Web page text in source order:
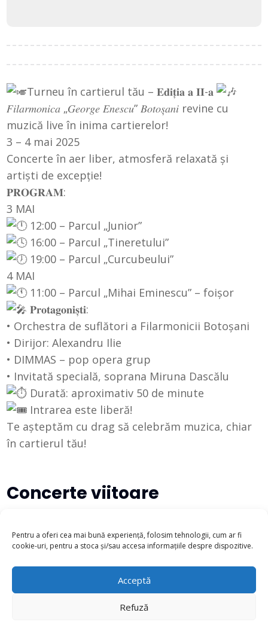
Pentru a oferi cea mai bună experiență, folosim tehnologii, cum ar fi
cookie-uri, pentru a stoca și/sau accesa informațiile despre dispozitive.
Acceptă
Refuză
Turneu în cartierul tău – 𝐄𝐝𝐢𝐭̦𝐢𝐚 𝐚 𝐈𝐈-𝐚
𝐹𝑖𝑙𝑎𝑟𝑚𝑜𝑛𝑖𝑐𝑎 „𝐺𝑒𝑜𝑟𝑔𝑒 𝐸𝑛𝑒𝑠𝑐𝑢” 𝐵𝑜𝑡𝑜𝑠̦𝑎𝑛𝑖 revine cu
muzică live în inima cartierelor!
3 – 4 mai 2025
Concerte în aer liber, atmosferă relaxată și
artiști de excepție!
𝐏𝐑𝐎𝐆𝐑𝐀𝐌:
3 MAI
12:00 – Parcul „Junior”
16:00 – Parcul „Tineretului”
19:00 – Parcul „Curcubeului”
4 MAI
11:00 – Parcul „Mihai Eminescu” – foișor
𝐏𝐫𝐨𝐭𝐚𝐠𝐨𝐧𝐢𝐬̦𝐭𝐢:
• Orchestra de suflători a Filarmonicii Botoșani
• Dirijor:Alexandru Ilie
• DIMMAS – pop opera grup
• Invitată specială, soprana Miruna Dascălu
Durată: aproximativ 50 de minute
Intrarea este liberă!
Te așteptăm cu drag să celebrăm muzica, chiar
în cartierul tău!
Concerte viitoare
There are no upcoming events at this time.